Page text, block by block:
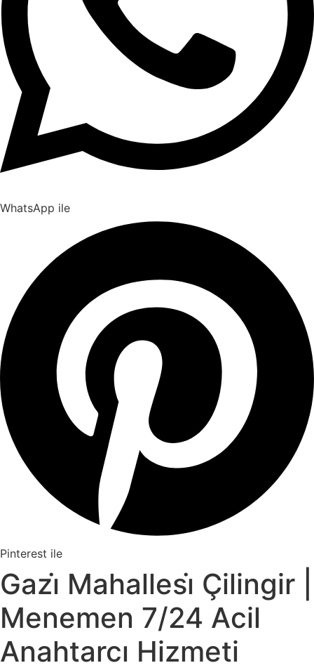
WhatsApp ile
Pinterest ile
Gazi̇ Mahallesi̇ Çilingir |
Menemen 7/24 Acil
Anahtarcı Hizmeti